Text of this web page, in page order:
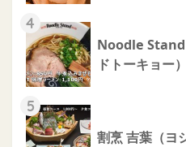
4
Noodle Stand
ドトーキョー）
5
割烹 吉葉（ヨ